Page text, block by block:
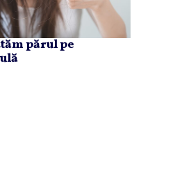
părul pe